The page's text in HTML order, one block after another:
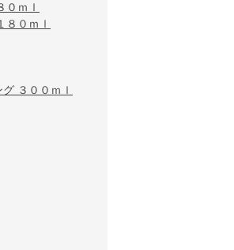
ｍｌ
０ｍｌ
３００ｍｌ